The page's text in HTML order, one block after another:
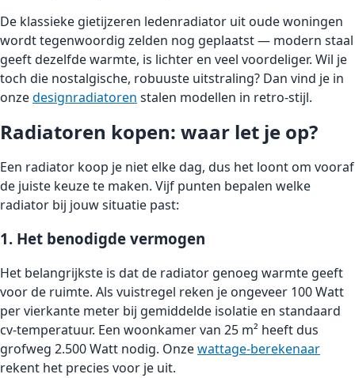
De klassieke gietijzeren ledenradiator uit oude woningen
wordt tegenwoordig zelden nog geplaatst — modern staal
geeft dezelfde warmte, is lichter en veel voordeliger. Wil je
toch die nostalgische, robuuste uitstraling? Dan vind je in
onzedesignradiatoren stalen modellen in retro-stijl.
Radiatoren kopen: waar let je op?
Een radiator koop je niet elke dag, dus het loont om vooraf
de juiste keuze te maken. Vijf punten bepalen welke
radiator bij jouw situatie past:
1. Het benodigde vermogen
Het belangrijkste is dat de radiator genoeg warmte geeft
voor de ruimte. Als vuistregel reken je ongeveer 100 Watt
per vierkante meter bij gemiddelde isolatie en standaard
cv-temperatuur. Een woonkamer van 25 m² heeft dus
grofweg 2.500 Watt nodig. Onzewattage-berekenaar
rekent het precies voor je uit.